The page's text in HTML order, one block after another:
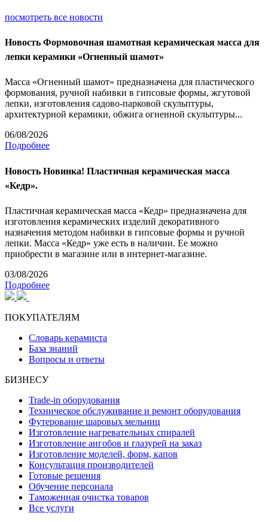
посмотреть все новости
Новость Формовочная шамотная керамическая масса для
лепки керамики «Огненный шамот»
Масса «Огненный шамот» предназначена для пластического
формования, ручной набивки в гипсовые формы, жгутовой
лепки, изготовления садово-парковой скульптуры,
архитектурной керамики, обжига огненной скульптуры...
06/08/2026
Подробнее
Новость Новинка! Пластичная керамическая масса
«Кедр».
Пластичная керамическая масса «Кедр» предназначена для
изготовления керамических изделий декоративного
назначения методом набивки в гипсовые формы и ручной
лепки. Масса «Кедр» уже есть в наличии. Ее можно
приобрести в магазине или в интернет-магазине.
03/08/2026
Подробнее
ПОКУПАТЕЛЯМ
Словарь керамиста
База знаний
Вопросы и ответы
БИЗНЕСУ
Trade-in оборудования
Техническое обслуживание и ремонт оборудования
Футерование шаровых мельниц
Изготовление нагревательных спиралей
Изготовление ангобов и глазурей на заказ
Изготовление моделей, форм, капов
Консультация производителей
Готовые решения
Обучение персонала
Таможенная очистка товаров
Все услуги